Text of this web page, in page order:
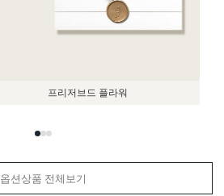
프리저브드 플라워
옵션상품 전체보기